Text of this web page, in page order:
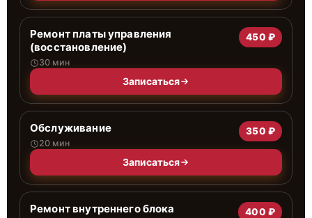
Ремонт платы управления
(восстановление)
30 мин
450 ₽
Записаться
Обслуживание
20 мин
350 ₽
Записаться
Ремонт внутреннего блока 400 ₽